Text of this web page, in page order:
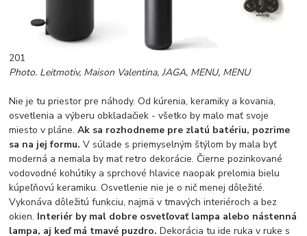
201
Photo. Leitmotiv, Maison Valentina, JAGA, MENU, MENU
Nie je tu priestor pre náhody. Od kúrenia, keramiky a kovania,
osvetlenia a výberu obkladačiek - všetko by malo mať svoje
miesto v pláne.Ak sa rozhodneme pre zlatú batériu, pozrime
sa na jej formu.V súlade s priemyselným štýlom by mala byť
moderná a nemala by mať retro dekorácie. Čierne pozinkované
vodovodné kohútiky a sprchové hlavice naopak prelomia bielu
kúpeľňovú keramiku. Osvetlenie nie je o nič menej dôležité.
Vykonáva dôležitú funkciu, najmä v tmavých interiéroch a bez
okien. Interiér by mal dobre osvetľovať lampa alebo nástenná
lampa, aj keď má tmavé puzdro.Dekorácia tu ide ruka v ruke s